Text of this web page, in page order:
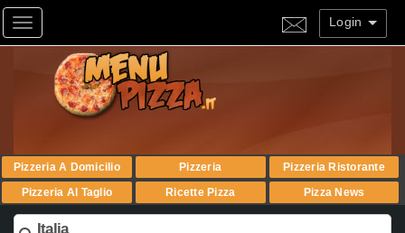
Toggle navigation Login
Pizzeria A Domicilio Pizzeria
Pizzeria Ristorante
Pizzeria Al Taglio
Ricette Pizza Pizza News
Italia